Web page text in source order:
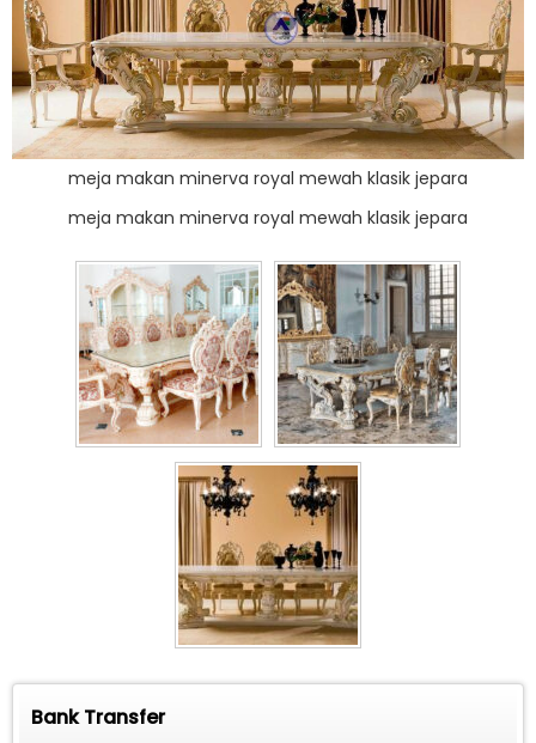
meja makan minerva royal mewah klasik jepara
meja makan minerva royal mewah klasik jepara
Bank Transfer